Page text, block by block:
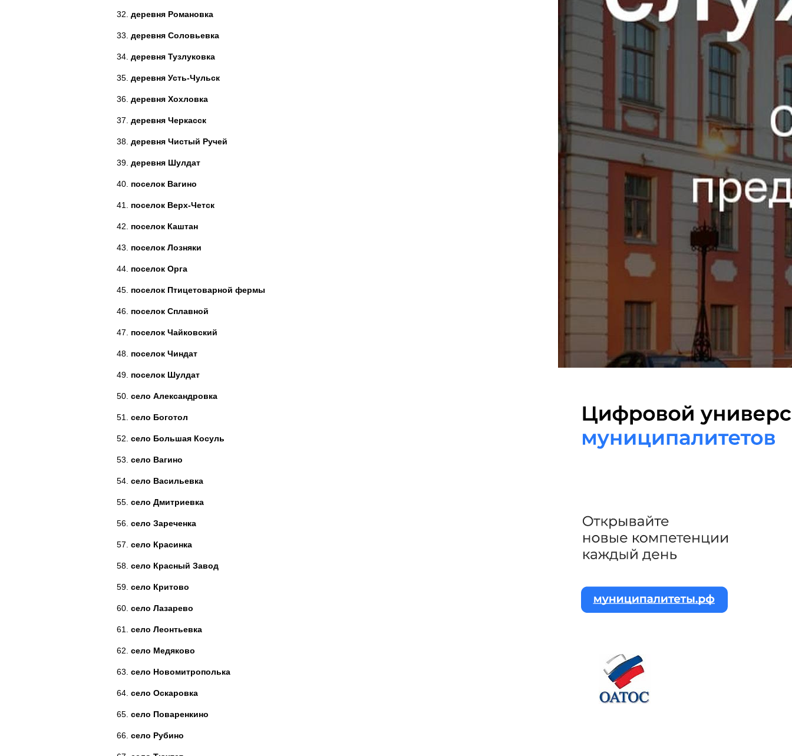
деревня Романовка
деревня Соловьевка
деревня Тузлуковка
деревня Усть-Чульск
деревня Хохловка
деревня Черкасск
деревня Чистый Ручей
деревня Шулдат
поселок Вагино
поселок Верх-Четск
поселок Каштан
поселок Лозняки
поселок Орга
поселок Птицетоварной фермы
поселок Сплавной
поселок Чайковский
поселок Чиндат
поселок Шулдат
село Александровка
село Боготол
село Большая Косуль
село Вагино
село Васильевка
село Дмитриевка
село Зареченка
село Красинка
село Красный Завод
село Критово
село Лазарево
село Леонтьевка
село Медяково
село Новомитрополька
село Оскаровка
село Поваренкино
село Рубино